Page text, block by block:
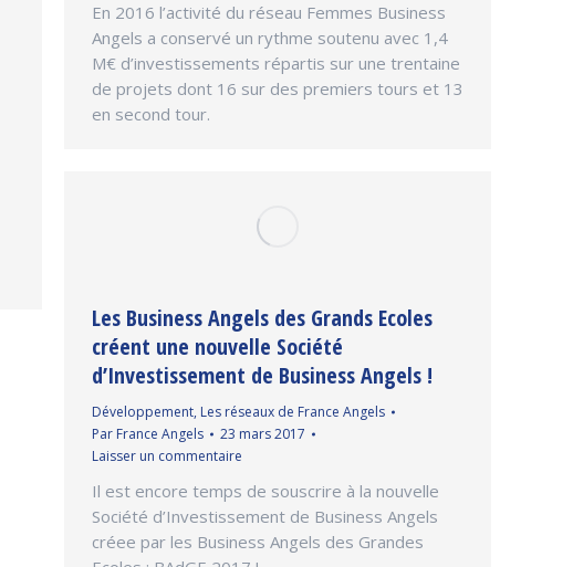
En 2016 l’activité du réseau Femmes Business
Angels a conservé un rythme soutenu avec 1,4
M€ d’investissements répartis sur une trentaine
de projets dont 16 sur des premiers tours et 13
en second tour.
Les Business Angels des Grands Ecoles
créent une nouvelle Société
d’Investissement de Business Angels !
Développement, Les réseaux de France Angels
Par France Angels
23 mars 2017
Laisser un commentaire
Il est encore temps de souscrire à la nouvelle
Société d’Investissement de Business Angels
créee par les Business Angels des Grandes